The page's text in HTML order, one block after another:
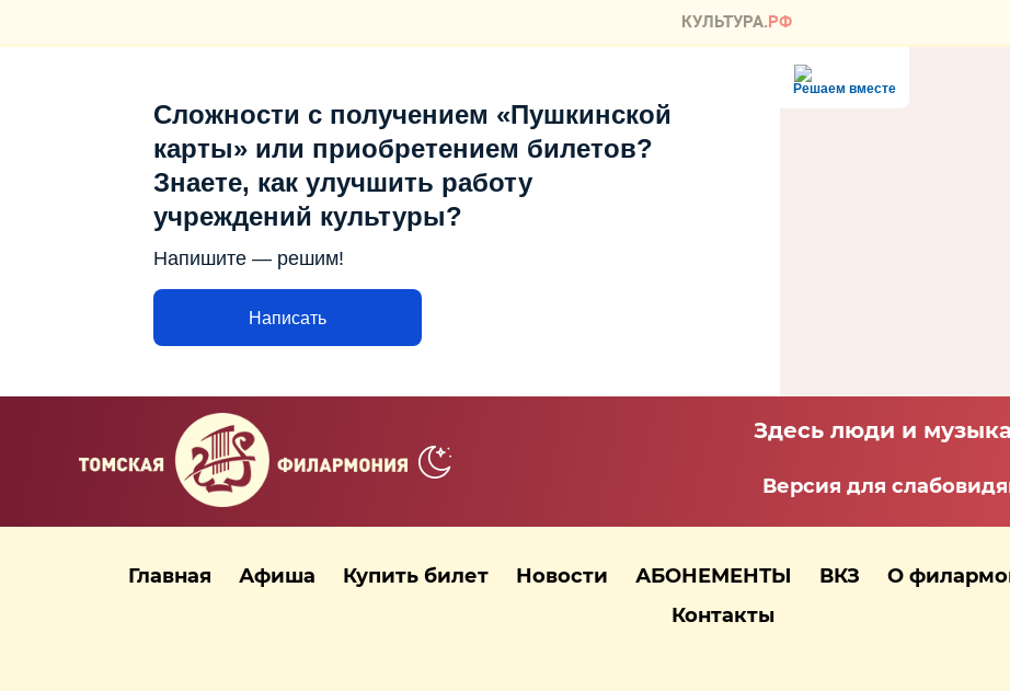
Решаем вместе
Сложности с получением «Пушкинской
карты» или приобретением билетов?
Знаете, как улучшить работу
учреждений культуры?
Напишите — решим!
Написать
Здесь люди и
Версия для
Главная Афиша Купить билет Новости АБОНЕМЕНТЫ ВКЗ О
Контакты